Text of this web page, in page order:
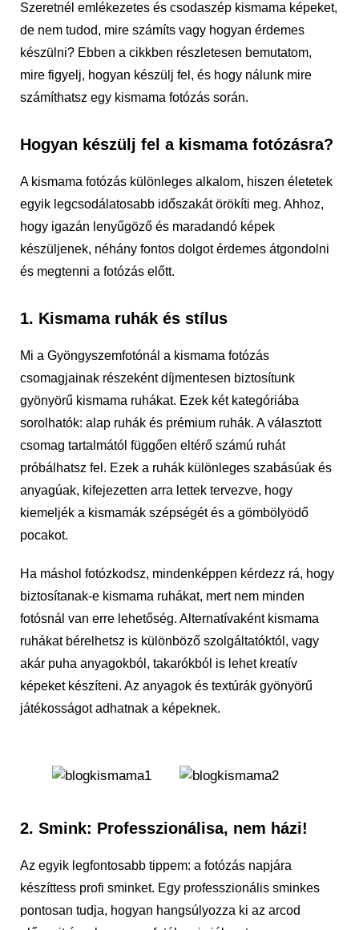
Szeretnél emlékezetes és csodaszép kismama képeket,
de nem tudod, mire számíts vagy hogyan érdemes
készülni? Ebben a cikkben részletesen bemutatom,
mire figyelj, hogyan készülj fel, és hogy nálunk mire
számíthatsz egy kismama fotózás során.
Hogyan készülj fel a kismama fotózásra?
A kismama fotózás különleges alkalom, hiszen életetek
egyik legcsodálatosabb időszakát örökíti meg. Ahhoz,
hogy igazán lenyűgöző és maradandó képek
készüljenek, néhány fontos dolgot érdemes átgondolni
és megtenni a fotózás előtt.
1. Kismama ruhák és stílus
Mi a Gyöngyszemfotónál a kismama fotózás
csomagjainak részeként díjmentesen biztosítunk
gyönyörű kismama ruhákat. Ezek két kategóriába
sorolhatók: alap ruhák és prémium ruhák. A választott
csomag tartalmától függően eltérő számú ruhát
próbálhatsz fel. Ezek a ruhák különleges szabásúak és
anyagúak, kifejezetten arra lettek tervezve, hogy
kiemeljék a kismamák szépségét és a gömbölyödő
pocakot.
Ha máshol fotózkodsz, mindenképpen kérdezz rá, hogy
biztosítanak-e kismama ruhákat, mert nem minden
fotósnál van erre lehetőség. Alternatívaként kismama
ruhákat bérelhetsz is különböző szolgáltatóktól, vagy
akár puha anyagokból, takarókból is lehet kreatív
képeket készíteni. Az anyagok és textúrák gyönyörű
játékosságot adhatnak a képeknek.
2. Smink: Professzionálisa, nem házi!
Az egyik legfontosabb tippem: a fotózás napjára
készíttess profi sminket. Egy professzionális sminkes
pontosan tudja, hogyan hangsúlyozza ki az arcod